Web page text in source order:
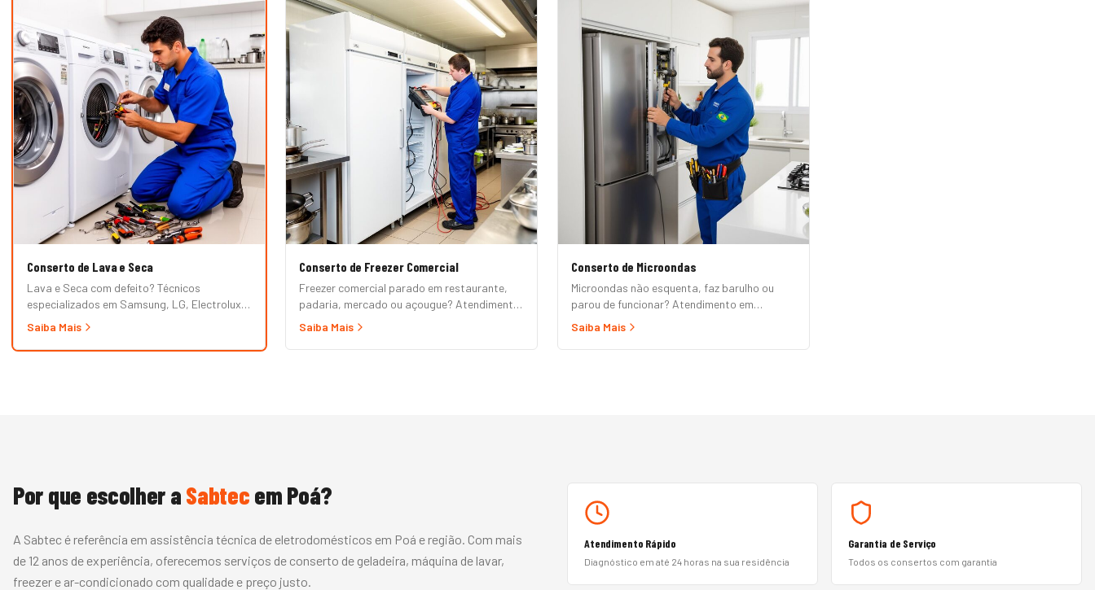
Mueller. Atendimento em domicílio com
orçamento grátis.
Conserto de Lava e Seca
Lava e Seca com defeito? Técnicos
especializados em Samsung, LG, Electrolux,
Brastemp, Midea e demais marcas. Erros de
e mais.
Saiba Mais
Conserto de Freezer Comercial
Freezer comercial parado em restaurante,
padaria, mercado ou açougue? Atendimento
prioritário B2B em até 24h para horizontal,
fria. Garantia formal e nota fiscal.
Saiba Mais
Conserto de Microondas
Microondas não esquenta, faz barulho ou
parou de funcionar? Atendimento em
domicílio para Brastemp, Consul, Electrolux,
Mondial. Conserto rápido com peças originais
Saiba Mais
Por que escolher aSabtecemPoá?
A Sabtec é referência em assistência técnica de eletrodomésticos em Poá e região. Com mais
de 12 anos de experiência, oferecemos serviços de conserto de geladeira, máquina de lavar,
freezer e ar-condicionado com qualidade e preço justo.
Atendimento Rápido
Diagnóstico em até 24 horas na sua residência
Garantia de Serviço
Todos os consertos com garantia